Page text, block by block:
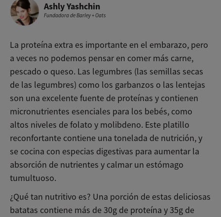
Ashly Yashchin
Fundadora de Barley + Oats
La proteína extra es importante en el embarazo, pero
a veces no podemos pensar en comer más carne,
pescado o queso. Las legumbres (las semillas secas
de las legumbres) como los garbanzos o las lentejas
son una excelente fuente de proteínas y contienen
micronutrientes esenciales para los bebés, como
altos niveles de folato y molibdeno. Este platillo
reconfortante contiene una tonelada de nutrición, y
se cocina con especias digestivas para aumentar la
absorción de nutrientes y calmar un estómago
tumultuoso.
¿Qué tan nutritivo es? Una porción de estas deliciosas
batatas contiene más de 30g de proteína y 35g de